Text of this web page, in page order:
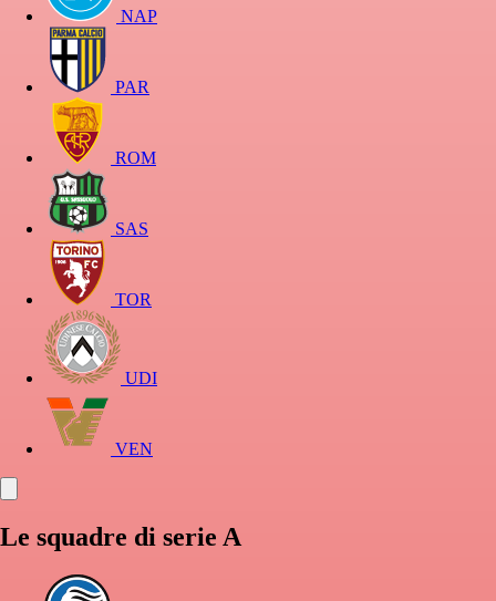
NAP
PAR
ROM
SAS
TOR
UDI
VEN
Le squadre di serie A